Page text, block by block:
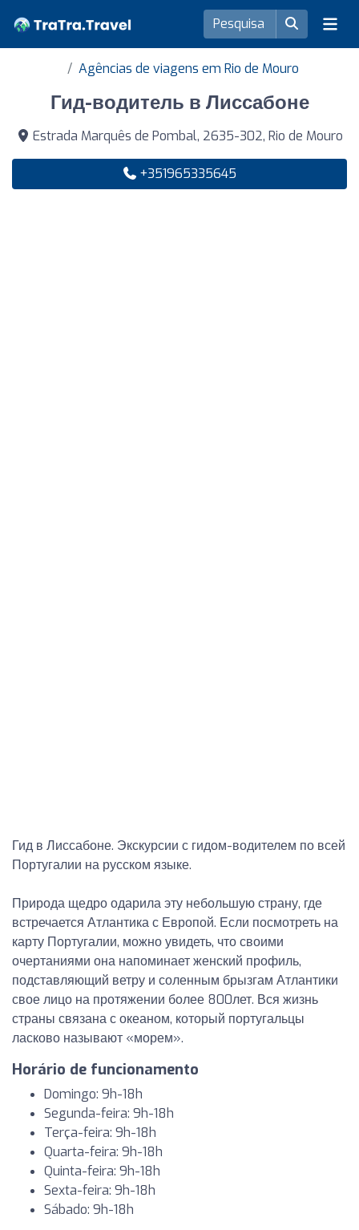
Agências de viagens em Rio de Mouro
Гид-водитель в Лиссабоне
Estrada Marquês de Pombal, 2635-302, Rio de Mouro
+351965335645
Гид в Лиссабоне. Экскурсии с гидом-водителем по всей
Португалии на русском языке.
Природа щедро одарила эту небольшую страну, где
встречается Атлантика с Европой. Если посмотреть на
карту Португалии, можно увидеть, что своими
очертаниями она напоминает женский профиль,
подставляющий ветру и соленным брызгам Атлантики
свое лицо на протяжении более 800лет. Вся жизнь
страны связана с океаном, который португальцы
ласково называют «морем».
Horário de funcionamento
Domingo: 9h-18h
Segunda-feira: 9h-18h
Terça-feira: 9h-18h
Quarta-feira: 9h-18h
Quinta-feira: 9h-18h
Sexta-feira: 9h-18h
Sábado: 9h-18h